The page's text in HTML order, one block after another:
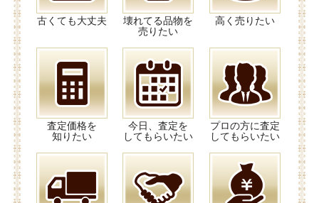
古くても大丈夫
壊れてる品物を
売りたい
高く売りたい
査定価格を
知りたい
今日、査定を
してもらいたい
プロの方に査定
してもらいたい